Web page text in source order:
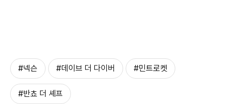
#넥슨 #데이브 더 다이버 #민트로켓
#반쵸 더 셰프